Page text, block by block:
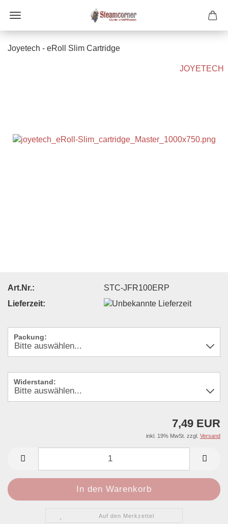
Joyetech - eRoll Slim Cartridge
JOYETECH
Art.Nr.:
STC-JFR100ERP
Lieferzeit:
Packung:
Widerstand:
7,49 EUR
inkl. 19% MwSt. zzgl. Versand
Auf den Merkzettel